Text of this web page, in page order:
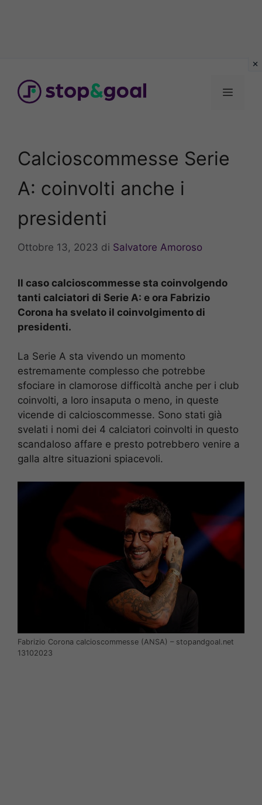
contenuto
Menu
Calcioscommesse Serie
A: coinvolti anche i
presidenti
Ottobre 13, 2023 di Salvatore Amoroso
Il caso calcioscommesse sta coinvolgendo
tanti calciatori di Serie A: e ora Fabrizio
Corona ha svelato il coinvolgimento di
presidenti.
La Serie A sta vivendo un momento
estremamente complesso che potrebbe
sfociare in clamorose difficoltà anche per i club
coinvolti, a loro insaputa o meno, in queste
vicende di calcioscommesse. Sono stati già
svelati i nomi dei 4 calciatori coinvolti in questo
scandaloso affare e presto potrebbero venire a
galla altre situazioni spiacevoli.
Fabrizio Corona calcioscommesse (ANSA) – stopandgoal.net
13102023